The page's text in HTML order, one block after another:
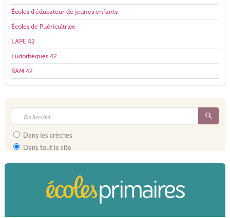
Écoles d'éducateur de jeunes enfants
Écoles de Puéricultrice
LAPE 42
Ludothèques 42
RAM 42
Dans les crèches
Dans tout le site